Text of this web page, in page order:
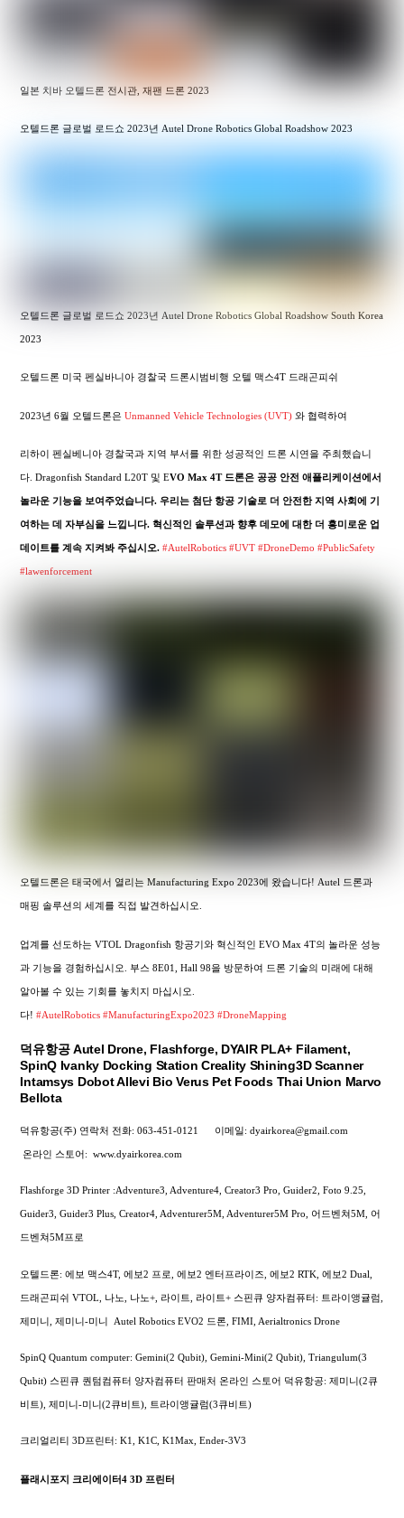
일본 치바 오텔드론 전시관, 재팬 드론 2023
오텔드론 글로벌 로드쇼 2023년 Autel Drone Robotics Global Roadshow 2023
오텔드론 글로벌 로드쇼 2023년 Autel Drone Robotics Global Roadshow South Korea
2023
오텔드론 미국 펜실바니아 경찰국 드론시범비행 오텔 맥스4T 드래곤피쉬
2023년 6월 오텔드론은Unmanned Vehicle Technologies (UVT) 와 협력하여
리하이 펜실베니아 경찰국과 지역 부서를 위한 성공적인 드론 시연을 주최했습니
다. Dragonfish Standard L20T 및 EVO Max 4T 드론은 공공 안전 애플리케이션에서
놀라운 기능을 보여주었습니다. 우리는 첨단 항공 기술로 더 안전한 지역 사회에 기
여하는 데 자부심을 느낍니다. 혁신적인 솔루션과 향후 데모에 대한 더 흥미로운 업
데이트를 계속 지켜봐 주십시오.#AutelRobotics #UVT #DroneDemo #PublicSafety
#lawenforcement
오텔드론은 태국에서 열리는 Manufacturing Expo 2023에 왔습니다! Autel 드론과
매핑 솔루션의 세계를 직접 발견하십시오.
업계를 선도하는 VTOL Dragonfish 항공기와 혁신적인 EVO Max 4T의 놀라운 성능
과 기능을 경험하십시오. 부스 8E01, Hall 98을 방문하여 드론 기술의 미래에 대해
알아볼 수 있는 기회를 놓치지 마십시오.
다!#AutelRobotics #ManufacturingExpo2023 #DroneMapping
덕유항공 Autel Drone, Flashforge, DYAIR PLA+ Filament,
SpinQ Ivanky Docking Station Creality Shining3D Scanner
Intamsys Dobot Allevi Bio Verus Pet Foods Thai Union Marvo
Bellota
덕유항공(주) 연락처 전화: 063-451-0121 이메일: dyairkorea@gmail.com
온라인 스토어: www.dyairkorea.com
Flashforge 3D Printer :Adventure3, Adventure4, Creator3 Pro, Guider2, Foto 9.25,
Guider3, Guider3 Plus, Creator4, Adventurer5M, Adventurer5M Pro, 어드벤쳐5M, 어
드벤쳐5M프로
오텔드론: 에보 맥스4T, 에보2 프로, 에보2 엔터프라이즈, 에보2 RTK, 에보2 Dual,
드래곤피쉬 VTOL, 나노, 나노+, 라이트, 라이트+ 스핀큐 양자컴퓨터: 트라이앵귤럼,
제미니, 제미니-미니 Autel Robotics EVO2 드론, FIMI, Aerialtronics Drone
SpinQ Quantum computer: Gemini(2 Qubit), Gemini-Mini(2 Qubit), Triangulum(3
Qubit) 스핀큐 퀀텀컴퓨터 양자컴퓨터 판매처 온라인 스토어 덕유항공: 제미니(2큐
비트), 제미니-미니(2큐비트), 트라이앵귤럼(3큐비트)
크리얼리티 3D프린터: K1, K1C, K1Max, Ender-3V3
플래시포지 크리에이터4 3D 프린터